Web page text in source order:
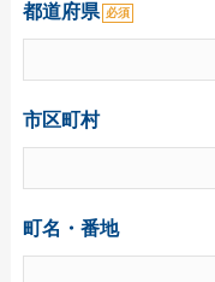
うちわ広告について
レスタス
都道府県 必須
市区町村
町名・番地